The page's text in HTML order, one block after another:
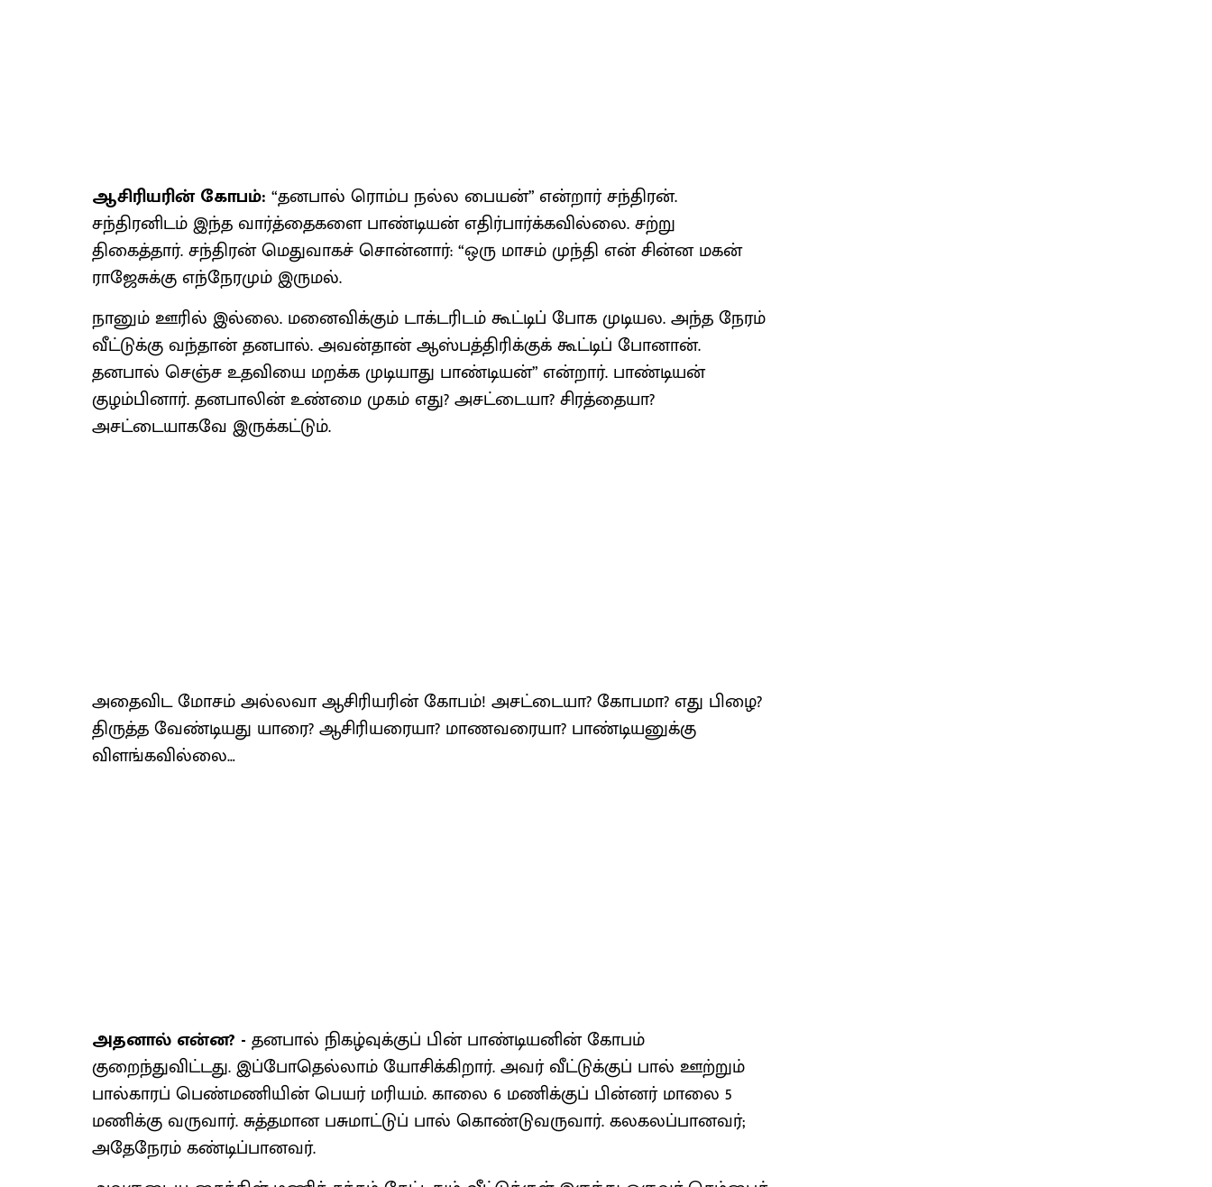
ஆசிரியரின் கோபம்: “தனபால் ரொம்ப நல்ல பையன்” என்றார் சந்திரன்.
சந்திரனிடம் இந்த வார்த்தைகளை பாண்டியன் எதிர்பார்க்கவில்லை. சற்று
திகைத்தார். சந்திரன் மெதுவாகச் சொன்னார்: “ஒரு மாசம் முந்தி என் சின்ன மகன்
ராஜேசுக்கு எந்நேரமும் இருமல்.
நானும் ஊரில் இல்லை. மனைவிக்கும் டாக்டரிடம் கூட்டிப் போக முடியல. அந்த நேரம்
வீட்டுக்கு வந்தான் தனபால். அவன்தான் ஆஸ்பத்திரிக்குக் கூட்டிப் போனான்.
தனபால் செஞ்ச உதவியை மறக்க முடியாது பாண்டியன்” என்றார். பாண்டியன்
குழம்பினார். தனபாலின் உண்மை முகம் எது? அசட்டையா? சிரத்தையா?
அசட்டையாகவே இருக்கட்டும்.
அதைவிட மோசம் அல்லவா ஆசிரியரின் கோபம்! அசட்டையா? கோபமா? எது பிழை?
திருத்த வேண்டியது யாரை? ஆசிரியரையா? மாணவரையா? பாண்டியனுக்கு
விளங்கவில்லை…
அதனால் என்ன? - தனபால் நிகழ்வுக்குப் பின் பாண்டியனின் கோபம்
குறைந்துவிட்டது. இப்போதெல்லாம் யோசிக்கிறார். அவர் வீட்டுக்குப் பால் ஊற்றும்
பால்காரப் பெண்மணியின் பெயர் மரியம். காலை 6 மணிக்குப் பின்னர் மாலை 5
மணிக்கு வருவார். சுத்தமான பசுமாட்டுப் பால் கொண்டுவருவார். கலகலப்பானவர்;
அதேநேரம் கண்டிப்பானவர்.